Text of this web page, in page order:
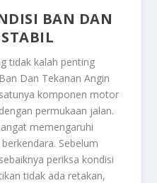
BAN DAN
tidak kalah penting
Dan Tekanan Angin
komponen motor
permukaan jalan.
memengaruhi
Sebelum
periksa kondisi
tidak ada retakan,